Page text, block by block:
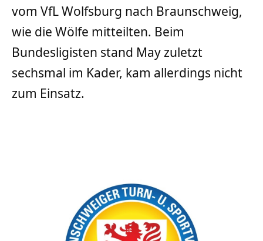
vom VfL Wolfsburg nach Braunschweig,
wie die Wölfe mitteilten. Beim
Bundesligisten stand May zuletzt
sechsmal im Kader, kam allerdings nicht
zum Einsatz.